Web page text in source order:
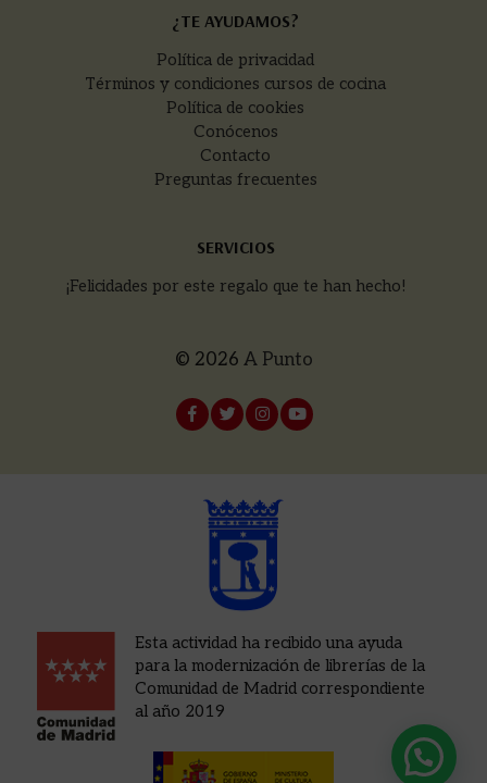
¿TE AYUDAMOS?
Política de privacidad
Términos y condiciones cursos de cocina
Política de cookies
Conócenos
Contacto
Preguntas frecuentes
SERVICIOS
¡Felicidades por este regalo que te han hecho!
© 2026 A Punto
Esta actividad ha recibido una ayuda
para la modernización de librerías de la
Comunidad de Madrid correspondiente
al año 2019